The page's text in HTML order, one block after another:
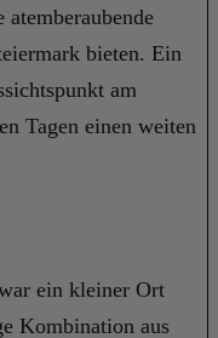
bieten. Ein
am
Tagen einen weiten
ein kleiner Ort
Kombination aus